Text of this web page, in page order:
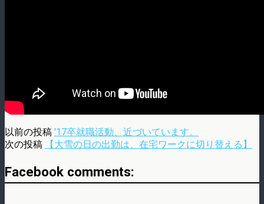
以前の投稿 '17卒就職活動、近づいています。
次の投稿
【大雪の日の出勤は、在宅ワークに切り替える】
Facebook comments: